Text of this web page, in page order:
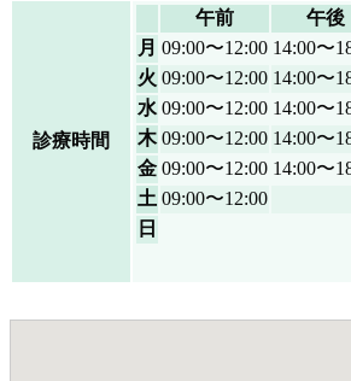
診療時間
午前
午後
月 09:00〜12:00 14:00〜
火 09:00〜12:00 14:00〜
水 09:00〜12:00 14:00〜
木 09:00〜12:00 14:00〜
金 09:00〜12:00 14:00〜
土 09:00〜12:00
日